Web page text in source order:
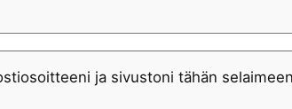
ja sivustoni tähän